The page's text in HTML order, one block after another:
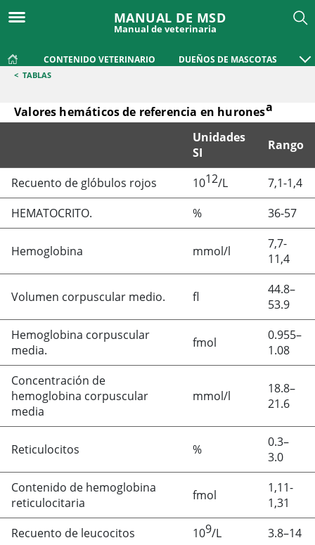
MANUAL DE MSD
Manual de veterinaria
CONTENIDO VETERINARIO DUEÑOS DE MASCOTAS
< TABLAS
Valores hemáticos de referencia en huronesa
Valores hemáticos de referencia en huronesa
Unidades
SI
Rango
Recuento de glóbulos rojos 1012/L
7,1-1,4
HEMATOCRITO.
% 36-57
Hemoglobina mmol/l
7,7-
11,4
Volumen corpuscular medio. fl
44.8–
53.9
Hemoglobina corpuscular
media.
fmol
0.955–
1.08
Concentración de
hemoglobina corpuscular
media
mmol/l
18.8–
21.6
Reticulocitos %
0.3–
3.0
Contenido de hemoglobina
reticulocitaria
fmol
1,11-
1,31
Recuento de leucocitos
109/L 3.8–14